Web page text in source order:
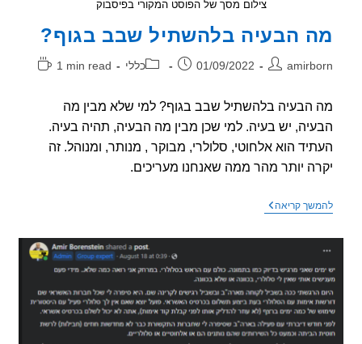
צילום מסך של הפוסט המקורי בפיסבוק
הבעיה בלהשתיל שבב בגוף?
פורסם:
01/09/2022 קטגוריה:
כללי
זמן
1 min read
הבעיה בלהשתיל שבב בגוף? למי שלא מבין מה
יש בעיה. למי שכן מבין מה הבעיה, תהיה בעיה.
הוא אלחוטי, סלולרי, מבוקר , מנותר, ומנוהל. זה
יותר מהר ממה שאנחנו מעריכים.
קריאהמה